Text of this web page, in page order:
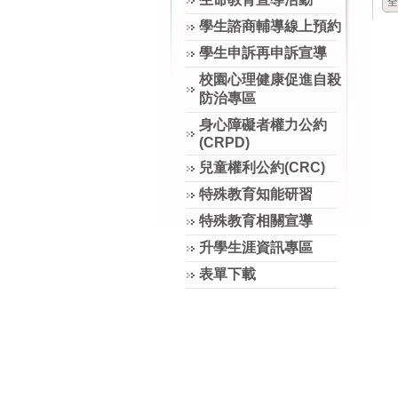
學生諮商輔導線上預約
學生申訴再申訴宣導
校園心理健康促進自殺
防治專區
身心障礙者權力公約
(CRPD)
兒童權利公約(CRC)
特殊教育知能研習
特殊教育相關宣導
升學生涯資訊專區
表單下載